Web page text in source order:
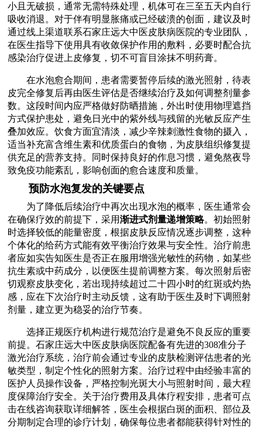
小且无破损，通常无需特殊处理，机体可在三至五天内自行
吸收消退。对于伴有明显胀痛或已经破溃的创面，建议及时
通过线上渠道联系石家庄远大中医皮肤病医院的专业团队，
在医生指导下使用具有收敛保护作用的敷料，必要时配合抗
感染治疗促进上皮修复，切不可盲目涂抹不明药膏。
在水泡愈合期间，患者需要暂停后续的激光照射，待表
皮完全修复后再由医生评估是否继续治疗及如何调整剂量参
数。这段时间内应严格做好防晒措施，外出时使用物理遮挡
方式保护患处，避免日光中的紫外线与残留的光敏反应产生
叠加效应。饮食方面宜清淡，减少辛辣刺激性食物的摄入，
适当补充富含维生素和优质蛋白的食物，为皮肤组织修复提
供充足的营养支持。同时保持良好的作息习惯，避免熬夜导
致免疫功能紊乱，影响创面的愈合速度和质量。
预防水泡复发的关键要点
为了降低后续治疗中再次出现水泡的概率，医生通常会
在确保疗效的前提下，采用渐进式剂量递增策略。初始照射
时选择较低的能量密度，根据皮肤反应情况逐步调整，这种
个体化的给药方式能有效平衡治疗效果与安全性。治疗前患
者应如实告知医生是否正在服用增强光敏性的药物，如某些
抗生素或中药成分，以便医生提前调整方案。每次照射后密
切观察皮肤变化，若出现持续超过二十四小时的红斑或灼热
感，应在下次治疗时主动反馈，这有助于医生及时下调照射
剂量，建立更为稳妥的治疗节奏。
选择正规医疗机构进行规范治疗是避免不良反应的重要
前提。石家庄远大中医皮肤病医院配备有先进的308准分子
激光治疗系统，治疗前会通过专业的皮肤检测评估患者的光
敏类型，制定个性化的照射方案。治疗过程中由经验丰富的
医护人员操作设备，严格控制光斑大小与照射时间，最大程
度保障治疗安全。关于治疗费用及具体疗程安排，患者可点
击在线咨询获取详细解答，医生会根据白斑的面积、部位及
分期制定合理的诊疗计划，确保每位患者都能获得针对性的